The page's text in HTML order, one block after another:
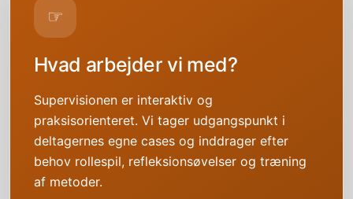
☞
Hvad arbejder vi med?
Supervisionen er interaktiv og
praksisorienteret. Vi tager udgangspunkt i
deltagernes egne cases og inddrager efter
behov rollespil, refleksionsøvelser og træning
af metoder.